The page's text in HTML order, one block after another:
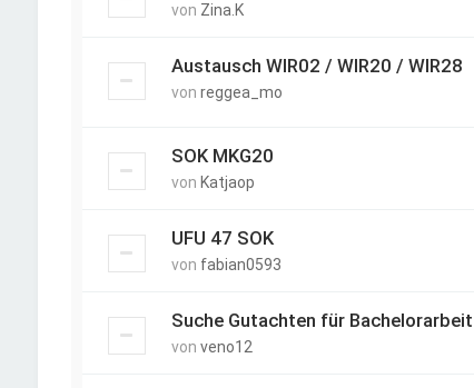
von Zina.K
Austausch WIR02 / WIR20 / WIR28
von reggea_mo
SOK MKG20
von Katjaop
UFU 47 SOK
von fabian0593
Suche Gutachten für Bachelorarbeit
von veno12